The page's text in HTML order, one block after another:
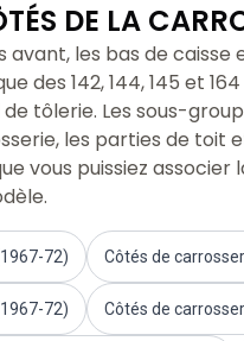
PV/Duett
Volvo PV/Duett
DE LA
avant, les bas de caisse
des 142, 144, 145 et
tôlerie. Les sous-
les parties de toit
vous puissiez associer
72) Côtés de
72) Côtés de